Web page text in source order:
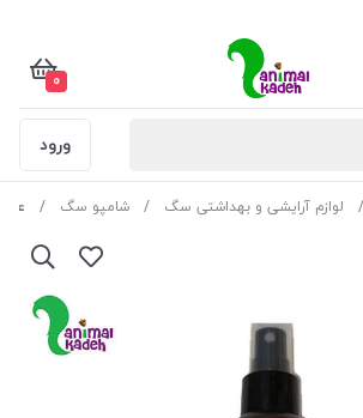
0
ورود
لوازم آرایشی و بهداشتی سگ شامپو سگ